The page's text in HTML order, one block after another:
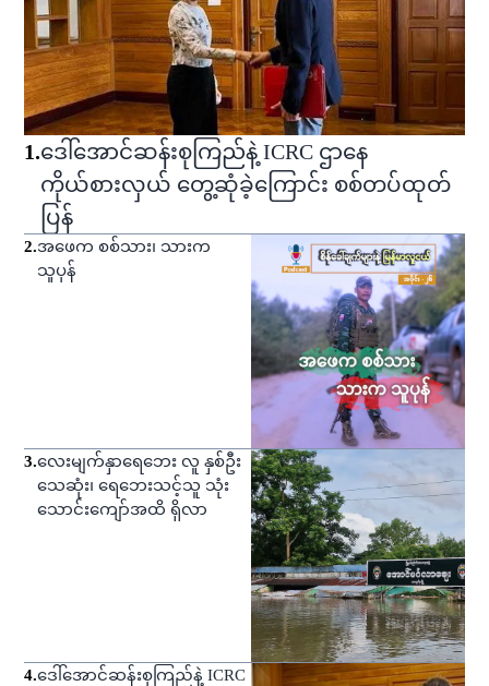
1.ဒေါ်အောင်ဆန်းစုကြည်နဲ့ ICRC ဌာနေ
ကိုယ်စားလှယ် တွေ့ဆုံခဲ့ကြောင်း စစ်တပ်ထုတ်
ပြန်
2.အဖေက စစ်သား၊ သားက
သူပုန်
3.လေးမျက်နှာရေဘေး လူ နှစ်ဦး
သေဆုံး၊ ရေဘေးသင့်သူ သုံး
သောင်းကျော်အထိ ရှိလာ
4.ဒေါ်အောင်ဆန်းစုကြည်နဲ့ ICRC